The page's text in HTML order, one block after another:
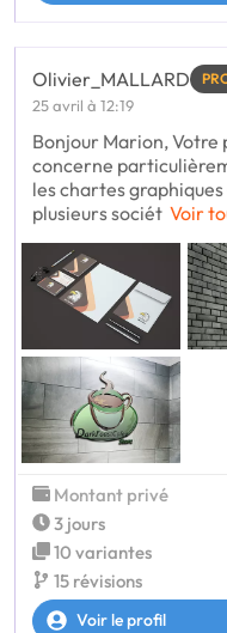
Olivier_MALLARD
25 avril à 12:19
Bonjour Marion,
concerne
les chartes
plusieurs sociét Voir
Montant privé
3 jours
10 variantes
15 révisions
Voir le profil